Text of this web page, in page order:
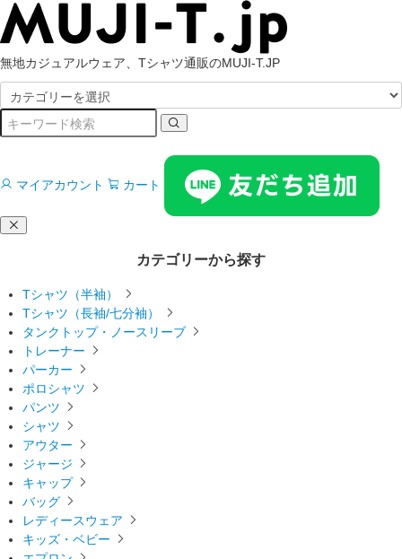
無地カジュアルウェア、Tシャツ通販のMUJI-T.JP
マイアカウント カート
カテゴリーから探す
Tシャツ（半袖）
Tシャツ（長袖/七分袖）
タンクトップ・ノースリーブ
トレーナー
パーカー
ポロシャツ
パンツ
シャツ
アウター
ジャージ
キャップ
バッグ
レディースウェア
キッズ・ベビー